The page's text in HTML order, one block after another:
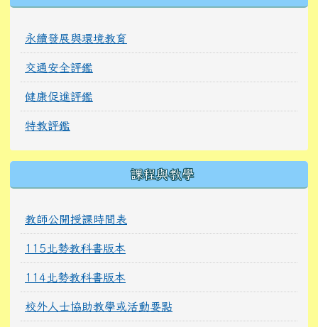
永續發展與環境教育
交通安全評鑑
健康促進評鑑
特教評鑑
課程與教學
教師公開授課時間表
115北勢教科書版本
114北勢教科書版本
校外人士協助教學或活動要點